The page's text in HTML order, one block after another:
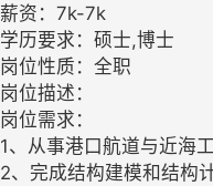
薪资：7k-7k
学历要求：硕士,博士
岗位性质：全职
岗位描述：
岗位需求：
1、从事港口航道与近海
2、完成结构建模和结构